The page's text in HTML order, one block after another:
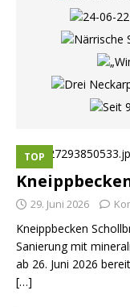
TOP
29. Juni 2026
Kneippbecken
Sanierung mit
ab 26. Juni 2026
[…]